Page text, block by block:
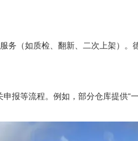
务（如质检、翻新、二次上架）。
报等流程。例如，部分仓库提供“